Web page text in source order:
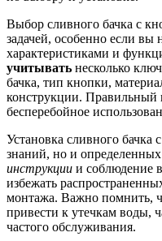
Выбор сливного бачка с
задачей, особенно если
характеристиками и
учитывать несколько
бачка, тип кнопки,
конструкции. Правильный
бесперебойное
Установка сливного бачка
знаний, но и
инструкции и соблюдение
избежать
монтажа. Важно помнить,
привести к утечкам воды,
частого обслуживания.